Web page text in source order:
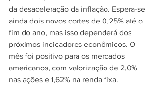
da desaceleração da inflação. Espera-se
ainda dois novos cortes de 0,25% até o
fim do ano, mas isso dependerá dos
próximos indicadores econômicos. O
mês foi positivo para os mercados
americanos, com valorização de 2,0%
nas ações e 1,62% na renda fixa.